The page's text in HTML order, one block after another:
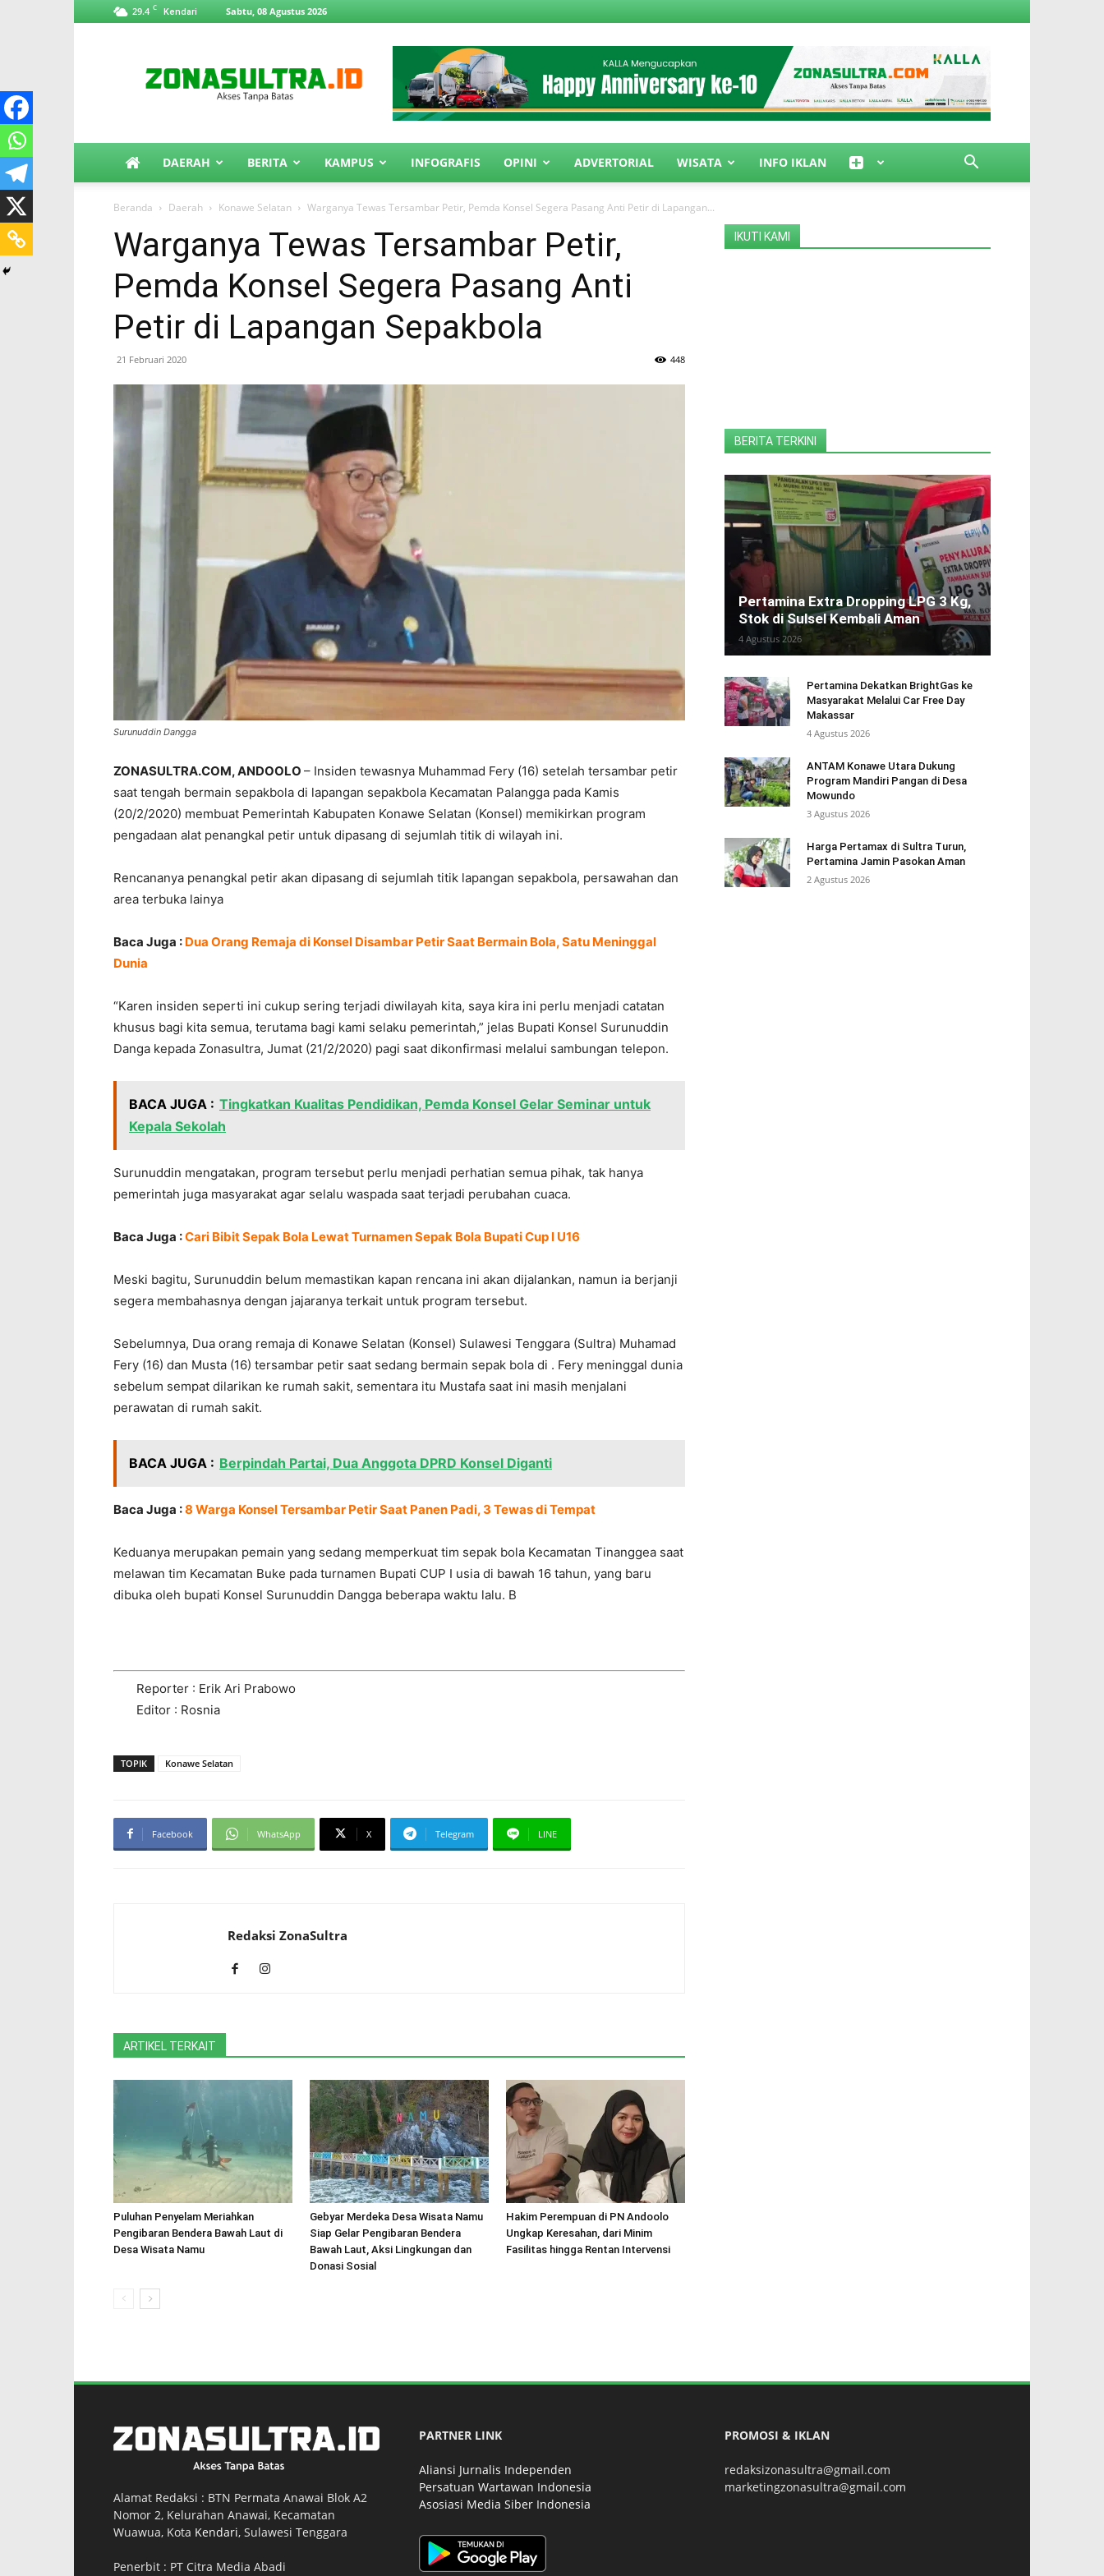
29.4 C Kendari Sabtu, 08 Agustus 2026
DAERAH BERITA KAMPUS INFOGRAFIS OPINI ADVERTORIAL WISATA INFO IKLAN
Beranda Daerah Konawe Selatan Warganya Tewas Tersambar Petir, Pemda Konsel Segera Pasang Anti Petir di Lapangan...
Warganya Tewas Tersambar Petir,
Pemda Konsel Segera Pasang Anti
Petir di Lapangan Sepakbola
21 Februari 2020 448
Surunuddin Dangga
ZONASULTRA.COM, ANDOOLO – Insiden tewasnya Muhammad Fery (16) setelah tersambar petir
saat tengah bermain sepakbola di lapangan sepakbola Kecamatan Palangga pada Kamis
(20/2/2020) membuat Pemerintah Kabupaten Konawe Selatan (Konsel) memikirkan program
pengadaan alat penangkal petir untuk dipasang di sejumlah titik di wilayah ini.
Rencananya penangkal petir akan dipasang di sejumlah titik lapangan sepakbola, persawahan dan
area terbuka lainya
Baca Juga : Dua Orang Remaja di Konsel Disambar Petir Saat Bermain Bola, Satu Meninggal
Dunia
“Karen insiden seperti ini cukup sering terjadi diwilayah kita, saya kira ini perlu menjadi catatan
khusus bagi kita semua, terutama bagi kami selaku pemerintah,” jelas Bupati Konsel Surunuddin
Danga kepada Zonasultra, Jumat (21/2/2020) pagi saat dikonfirmasi melalui sambungan telepon.
BACA JUGA : Tingkatkan Kualitas Pendidikan, Pemda Konsel Gelar Seminar untuk
Kepala Sekolah
Surunuddin mengatakan, program tersebut perlu menjadi perhatian semua pihak, tak hanya
pemerintah juga masyarakat agar selalu waspada saat terjadi perubahan cuaca.
Baca Juga :Cari Bibit Sepak Bola Lewat Turnamen Sepak Bola Bupati Cup I U16
Meski bagitu, Surunuddin belum memastikan kapan rencana ini akan dijalankan, namun ia berjanji
segera membahasnya dengan jajaranya terkait untuk program tersebut.
Sebelumnya, Dua orang remaja di Konawe Selatan (Konsel) Sulawesi Tenggara (Sultra) Muhamad
Fery (16) dan Musta (16) tersambar petir saat sedang bermain sepak bola di . Fery meninggal dunia
sebelum sempat dilarikan ke rumah sakit, sementara itu Mustafa saat ini masih menjalani
perawatan di rumah sakit.
BACA JUGA : Berpindah Partai, Dua Anggota DPRD Konsel Diganti
Baca Juga :8 Warga Konsel Tersambar Petir Saat Panen Padi, 3 Tewas di Tempat
Keduanya merupakan pemain yang sedang memperkuat tim sepak bola Kecamatan Tinanggea saat
melawan tim Kecamatan Buke pada turnamen Bupati CUP I usia di bawah 16 tahun, yang baru
dibuka oleh bupati Konsel Surunuddin Dangga beberapa waktu lalu. B
Reporter : Erik Ari Prabowo
Editor : Rosnia
TOPIK Konawe Selatan
Facebook WhatsApp X Telegram LINE
Redaksi ZonaSultra
ARTIKEL TERKAIT
Puluhan Penyelam Meriahkan
Pengibaran Bendera Bawah Laut di
Desa Wisata Namu
Gebyar Merdeka Desa Wisata Namu
Siap Gelar Pengibaran Bendera
Bawah Laut, Aksi Lingkungan dan
Donasi Sosial
Hakim Perempuan di PN Andoolo
Ungkap Keresahan, dari Minim
Fasilitas hingga Rentan Intervensi
IKUTI KAMI
BERITA TERKINI
Pertamina Extra Dropping LPG 3 Kg,
Stok di Sulsel Kembali Aman
4 Agustus 2026
Pertamina Dekatkan BrightGas ke
Masyarakat Melalui Car Free Day
Makassar
4 Agustus 2026
ANTAM Konawe Utara Dukung
Program Mandiri Pangan di Desa
Mowundo
3 Agustus 2026
Harga Pertamax di Sultra Turun,
Pertamina Jamin Pasokan Aman
2 Agustus 2026
Alamat Redaksi : BTN Permata Anawai Blok A2
Nomor 2, Kelurahan Anawai, Kecamatan
Wuawua, Kota Kendari, Sulawesi Tenggara
Penerbit : PT Citra Media Abadi
PARTNER LINK
Aliansi Jurnalis Independen
Persatuan Wartawan Indonesia
Asosiasi Media Siber Indonesia
PROMOSI & IKLAN
redaksizonasultra@gmail.com
marketingzonasultra@gmail.com